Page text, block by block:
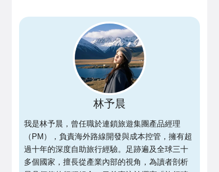
林予晨
我是林予晨，曾任職於連鎖旅遊集團產品經理
（PM），負責海外路線開發與成本控管，擁有超
過十年的深度自助旅行經驗。足跡遍及全球三十
多個國家，擅長從產業內部的視角，為讀者剖析